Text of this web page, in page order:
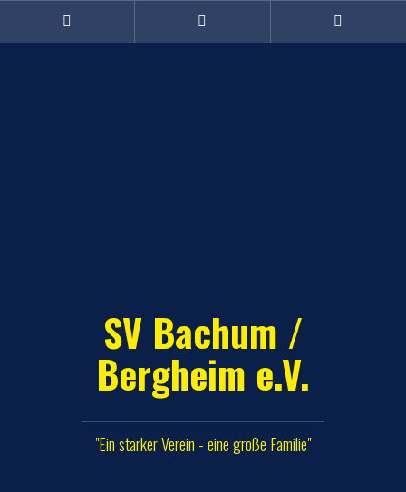
springen
(Damen)
SV Bachum /
Bergheim e.V.
"Ein starker Verein - eine große Familie"